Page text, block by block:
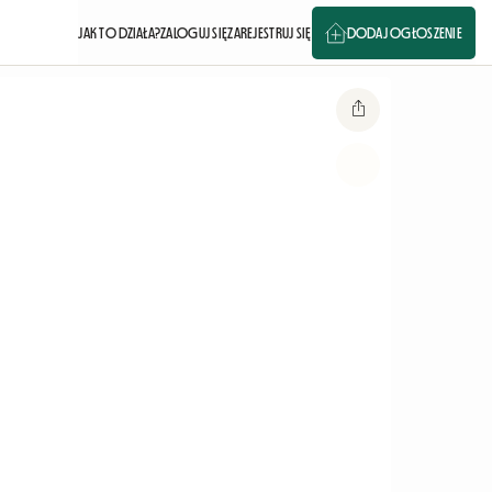
JAK TO DZIAŁA?ZALOGUJ SIĘZAREJESTRUJ SIĘ DODAJ OGŁOSZENIE